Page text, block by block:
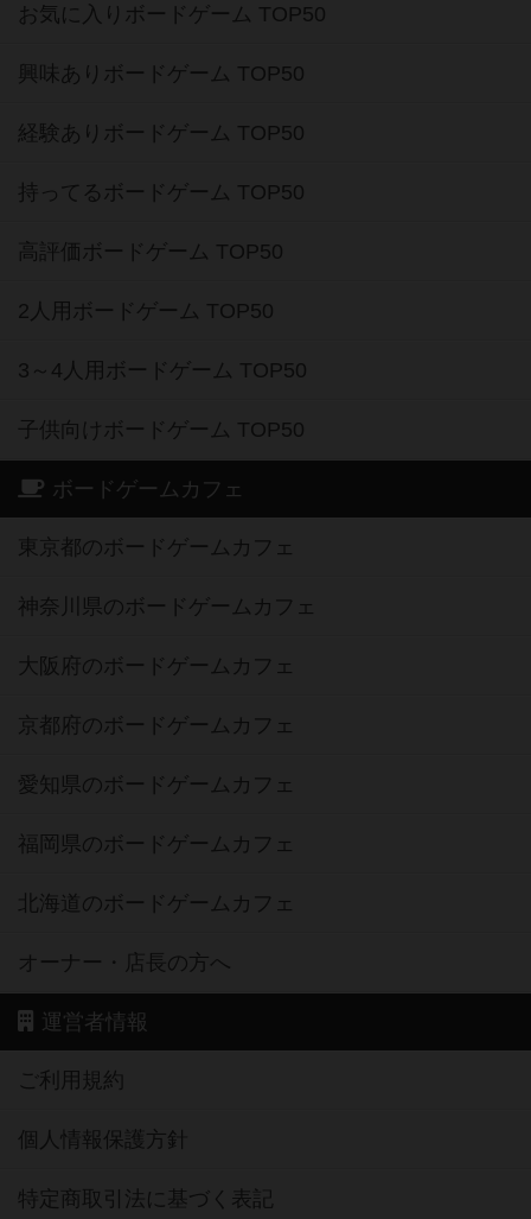
お気に入りボードゲーム TOP50
興味ありボードゲーム TOP50
経験ありボードゲーム TOP50
持ってるボードゲーム TOP50
高評価ボードゲーム TOP50
2人用ボードゲーム TOP50
3～4人用ボードゲーム TOP50
子供向けボードゲーム TOP50
ボードゲームカフェ
東京都のボードゲームカフェ
神奈川県のボードゲームカフェ
大阪府のボードゲームカフェ
京都府のボードゲームカフェ
愛知県のボードゲームカフェ
福岡県のボードゲームカフェ
北海道のボードゲームカフェ
オーナー・店長の方へ
運営者情報
ご利用規約
個人情報保護方針
特定商取引法に基づく表記